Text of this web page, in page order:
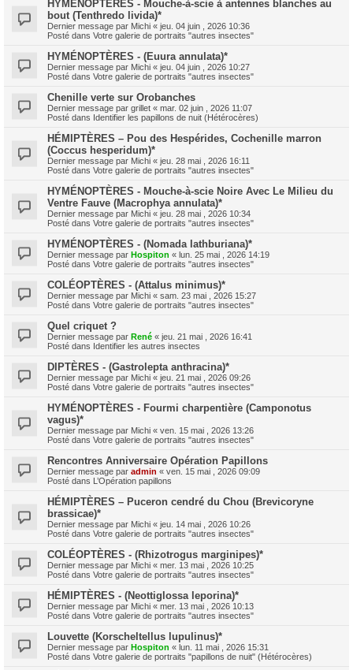
HYMÉNOPTÈRES - Mouche-à-scie à antennes blanches au
bout (Tenthredo livida)*
Dernier message par Michi « jeu. 04 juin , 2026 10:36
Posté dans Votre galerie de portraits "autres insectes"
HYMÉNOPTÈRES - (Euura annulata)*
Dernier message par Michi « jeu. 04 juin , 2026 10:27
Posté dans Votre galerie de portraits "autres insectes"
Chenille verte sur Orobanches
Dernier message par grillet « mar. 02 juin , 2026 11:07
Posté dans Identifier les papillons de nuit (Hétérocères)
HÉMIPTÈRES – Pou des Hespérides, Cochenille marron
(Coccus hesperidum)*
Dernier message par Michi « jeu. 28 mai , 2026 16:11
Posté dans Votre galerie de portraits "autres insectes"
HYMÉNOPTÈRES - Mouche-à-scie Noire Avec Le Milieu du
Ventre Fauve (Macrophya annulata)*
Dernier message par Michi « jeu. 28 mai , 2026 10:34
Posté dans Votre galerie de portraits "autres insectes"
HYMÉNOPTÈRES - (Nomada lathburiana)*
Dernier message par Hospiton « lun. 25 mai , 2026 14:19
Posté dans Votre galerie de portraits "autres insectes"
COLÉOPTÈRES - (Attalus minimus)*
Dernier message par Michi « sam. 23 mai , 2026 15:27
Posté dans Votre galerie de portraits "autres insectes"
Quel criquet ?
Dernier message par René « jeu. 21 mai , 2026 16:41
Posté dans Identifier les autres insectes
DIPTÈRES - (Gastrolepta anthracina)*
Dernier message par Michi « jeu. 21 mai , 2026 09:26
Posté dans Votre galerie de portraits "autres insectes"
HYMÉNOPTÈRES - Fourmi charpentière (Camponotus
vagus)*
Dernier message par Michi « ven. 15 mai , 2026 13:26
Posté dans Votre galerie de portraits "autres insectes"
Rencontres Anniversaire Opération Papillons
Dernier message par admin « ven. 15 mai , 2026 09:09
Posté dans L’Opération papillons
HÉMIPTÈRES – Puceron cendré du Chou (Brevicoryne
brassicae)*
Dernier message par Michi « jeu. 14 mai , 2026 10:26
Posté dans Votre galerie de portraits "autres insectes"
COLÉOPTÈRES - (Rhizotrogus marginipes)*
Dernier message par Michi « mer. 13 mai , 2026 10:25
Posté dans Votre galerie de portraits "autres insectes"
HÉMIPTÈRES - (Neottiglossa leporina)*
Dernier message par Michi « mer. 13 mai , 2026 10:13
Posté dans Votre galerie de portraits "autres insectes"
Louvette (Korscheltellus lupulinus)*
Dernier message par Hospiton « lun. 11 mai , 2026 15:31
Posté dans Votre galerie de portraits "papillons de nuit" (Hétérocères)